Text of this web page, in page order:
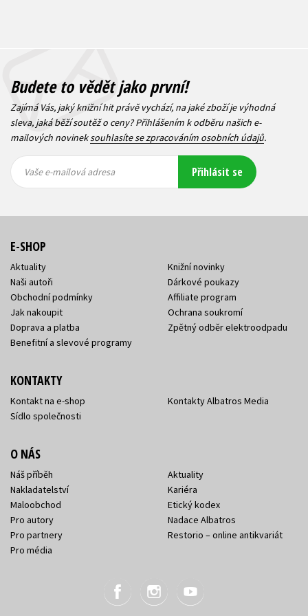
Budete to vědět jako první!
Zajímá Vás, jaký knižní hit právě vychází, na jaké zboží je výhodná
sleva, jaká běží soutěž o ceny? Přihlášením k odběru našich e-
mailových novineksouhlasíte se zpracováním osobních údajů.
mailová
mailová
Vaše e-mailová adresa Přihlásit se
E-SHOP
Aktuality
Naši autoři
Obchodní podmínky
Jak nakoupit
Doprava a platba
Benefitní a slevové programy
Knižní novinky
Dárkové poukazy
Affiliate program
Ochrana soukromí
Zpětný odběr elektroodpadu
KONTAKTY
Kontakt na e-shop
Sídlo společnosti
Kontakty Albatros Media
O NÁS
Náš příběh
Nakladatelství
Maloobchod
Pro autory
Pro partnery
Pro média
Aktuality
Kariéra
Etický kodex
Nadace Albatros
Restorio – online antikvariát